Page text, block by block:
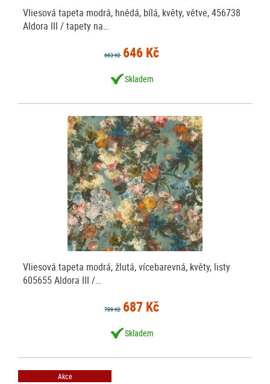
Vliesová tapeta modrá, hnědá, bílá, květy, větve, 456738
Aldora III / tapety na…
663 Kč 646 Kč
Skladem
Vliesová tapeta modrá, žlutá, vícebarevná, květy, listy
605655 Aldora III /…
709 Kč 687 Kč
Skladem
Akce